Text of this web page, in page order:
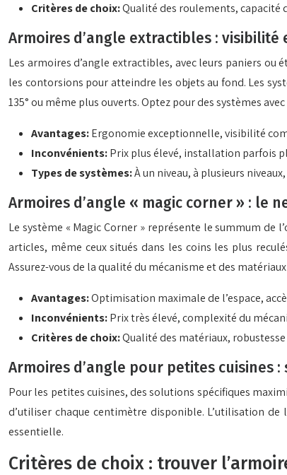
Critères de choix:Qualité des roulements, capacité
Armoires d’angle extractibles : visibilité
Les armoires d’angle extractibles, avec leurs paniers
les contorsions pour atteindre les objets au fond. Les
135° ou même plus ouverts. Optez pour des systèmes
Avantages:Ergonomie exceptionnelle, visibilité
Inconvénients:Prix plus élevé, installation parfois
Types de systèmes:À un niveau, à plusieurs
Armoires d’angle « magic corner » : le
Le système « Magic Corner » représente le summum
articles, même ceux situés dans les coins les plus
Assurez-vous de la qualité du mécanisme et des
Avantages:Optimisation maximale de l’espace,
Inconvénients:Prix très élevé, complexité du
Critères de choix:Qualité des matériaux,
Armoires d’angle pour petites cuisines
Pour les petites cuisines, des solutions spécifiques
d’utiliser chaque centimètre disponible. L’utilisation
essentielle.
Critères de choix : trouver